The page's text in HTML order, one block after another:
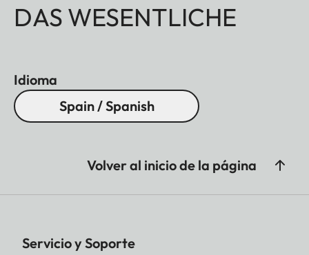
DAS WESENTLICHE
Idioma
Spain / Spanish
Volver al inicio de la página
Servicio y Soporte